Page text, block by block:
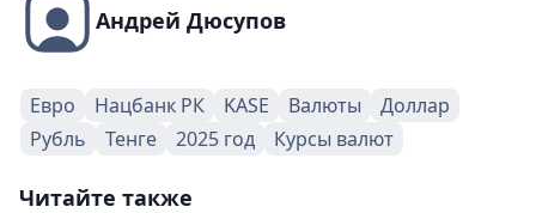
Андрей Дюсупов
Евро Нацбанк РК KASE Валюты
Доллар
Рубль
Тенге 2025 год Курсы валют
Читайте также